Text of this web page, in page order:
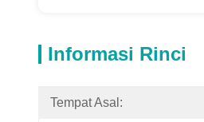
Informasi Rinci
Tempat Asal: